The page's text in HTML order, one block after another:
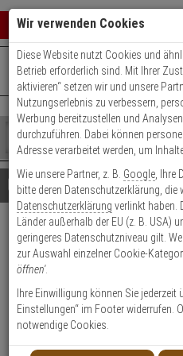
Warenkorb
0
Ihr
Shop
durchsuchen
Bitte
geben
Sie
mindestens
Zeichen
ein,
um
Suche
Es
wurde
noch
Kategorien
Suche
gestartet
+49 (0)821 899 493-0Mo. - Do.:
Details Beratung
AXIS Q8752-E
Thermal 8.3 fps
Produktmerkmale
Wir verwenden Cookies
Diese Website nutzt Cookies und
Betrieb erforderlich sind. Mit Ihrer
aktivieren“ setzen wir und unsere
Nutzungserlebnis zu verbessern,
Werbung bereitzustellen und
durchzuführen. Dabei können
Adresse verarbeitet werden, um
Wie unsere Partner, z. B. Google ,
bitte deren Datenschutzerklärung, die
Datenschutzerklärung verlinkt haben.
Länder außerhalb der EU (z. B.
geringeres Datenschutzniveau gilt.
zur Auswahl einzelner Cookie-
öffnen'.
Ihre Einwilligung können Sie jederzeit
Einstellungen“ im Footer widerrufen.
notwendige Cookies.